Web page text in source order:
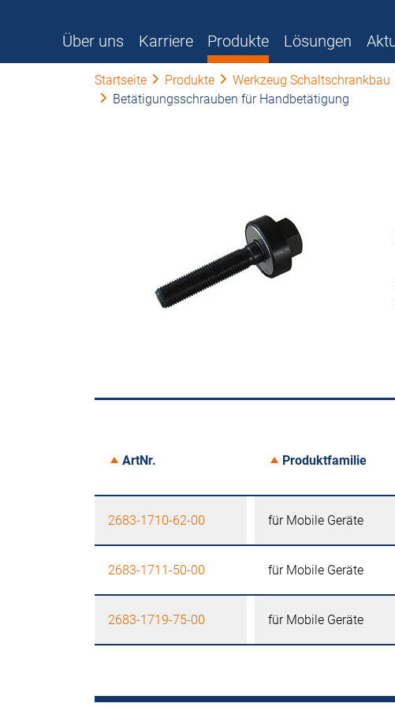
Über uns Karriere Produkte Lösungen
Startseite Produkte Werkzeug Schaltschrankbau
Betätigungsschrauben für Handbetätigung
ArtNr. Produktfamilie
2683-1710-62-00 für Mobile Geräte
2683-1711-50-00 für Mobile Geräte
2683-1719-75-00 für Mobile Geräte